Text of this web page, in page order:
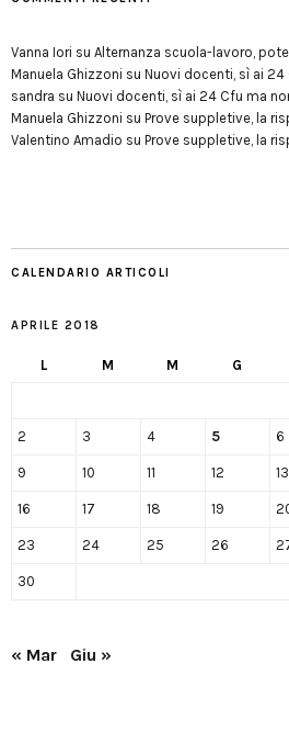
Vanna Iori su Alternanza scuola-lavoro,
Manuela Ghizzoni su Nuovi docenti, sì ai
sandra su Nuovi docenti, sì ai 24 Cfu ma
Manuela Ghizzoni su Prove suppletive, la
Valentino Amadio su Prove suppletive, la
CALENDARIO ARTICOLI
APRILE 2018
L M M G
2 3 4 5 6
9 10 11 12 13
16 17 18 19
23 24 25 26
30
« Mar Giu »